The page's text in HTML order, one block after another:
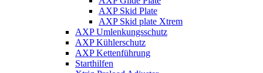
AXP Skid Plate
AXP Skid plate Xtrem
AXP Umlenkungsschutz
AXP Kühlerschutz
AXP Kettenführung
Starthilfen